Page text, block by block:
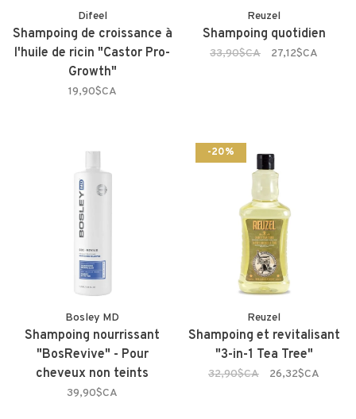
Difeel
Shampoing de croissance à
l'huile de ricin "Castor Pro-
Growth"
19,90$CA
Reuzel
Shampoing quotidien
33,90$CA 27,12$CA
Bosley MD
Shampoing nourrissant
"BosRevive" - Pour
cheveux non teints
39,90$CA
-20%
Reuzel
Shampoing et revitalisant
"3-in-1 Tea Tree"
32,90$CA 26,32$CA